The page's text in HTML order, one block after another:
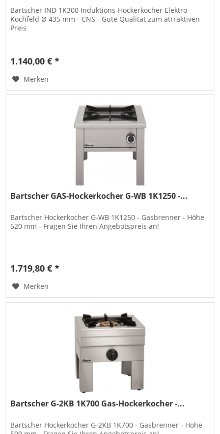
Bartscher IND 1K300 Induktions-Hockerkocher Elektro
Kochfeld Ø 435 mm - CNS - Gute Qualität zum atrraktiven
Preis
1.140,00 € *
Merken
Bartscher GAS-Hockerkocher G-WB 1K1250 -...
Bartscher Hockerkocher G-WB 1K1250 - Gasbrenner - Höhe
520 mm - Fragen Sie Ihren Angebotspreis an!
1.719,80 € *
Merken
Bartscher G-2KB 1K700 Gas-Hockerkocher -...
Bartscher Hockerkocher G-2KB 1K700 - Gasbrenner - Höhe